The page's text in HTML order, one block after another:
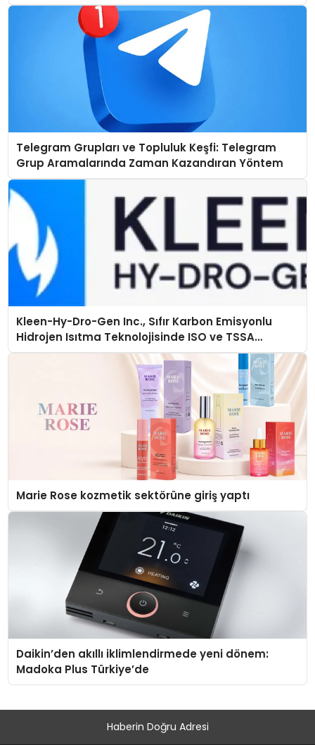
Telegram Grupları ve Topluluk Keşfi: Telegram
Grup Aramalarında Zaman Kazandıran Yöntem
Kleen-Hy-Dro-Gen Inc., Sıfır Karbon Emisyonlu
Hidrojen Isıtma Teknolojisinde ISO ve TSSA
Düzenleyici Onaylarını Aldı
Marie Rose kozmetik sektörüne giriş yaptı
Daikin’den akıllı iklimlendirmede yeni dönem:
Madoka Plus Türkiye’de
Haberin Doğru Adresi